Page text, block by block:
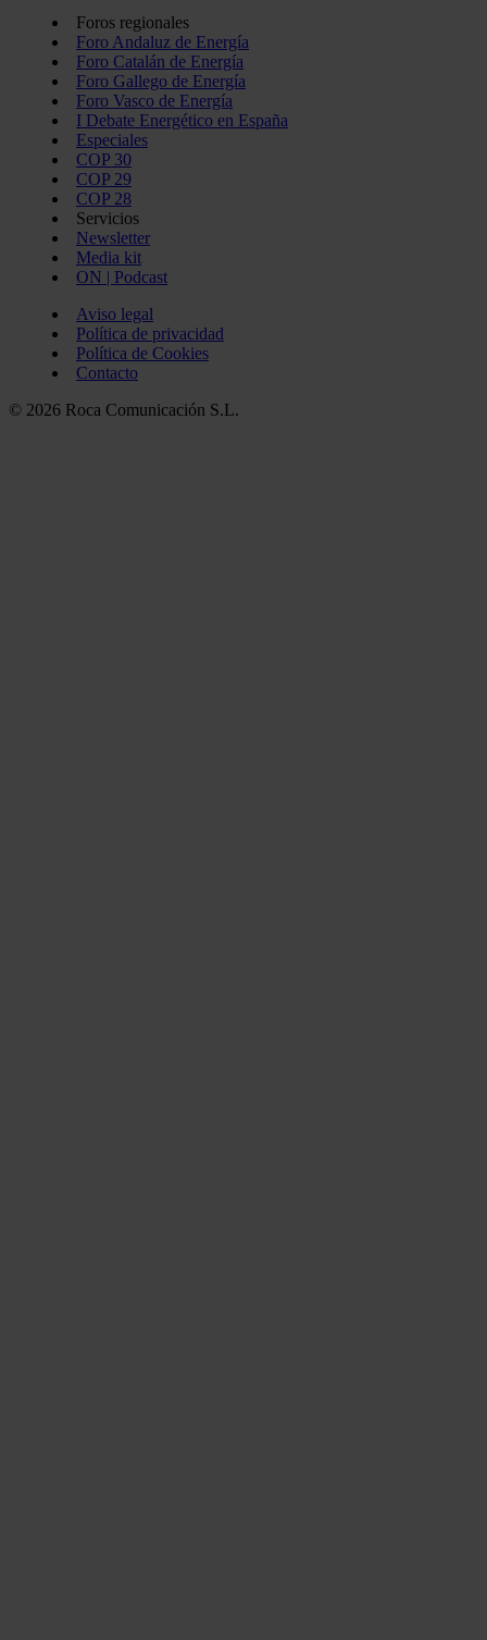
información que les haya proporcionado o que hayan
servicios.
Foros regionales
Foro Andaluz de Energía
Foro Catalán de Energía
Foro Gallego de Energía
Foro Vasco de Energía
I Debate Energético en España
Especiales
COP 30
COP 29
COP 28
Servicios
Newsletter
Media kit
ON | Podcast
Aviso legal
Política de privacidad
Política de Cookies
Contacto
© 2026 Roca Comunicación S.L.